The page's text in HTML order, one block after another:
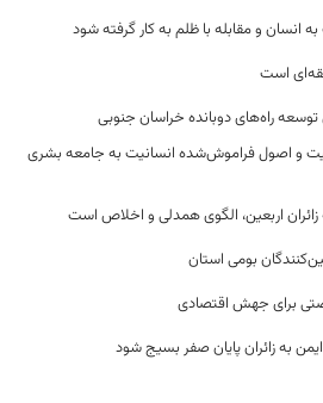
انسان و مقابله با ظلم به کار گرفته شود
است
و اصول فراموش‌شده انسانیت به جامعه بشری
اربعین، الگوی همدلی و اخلاص است
بومی استان
برای جهش اقتصادی
به زائران پایان صفر بسیج شود